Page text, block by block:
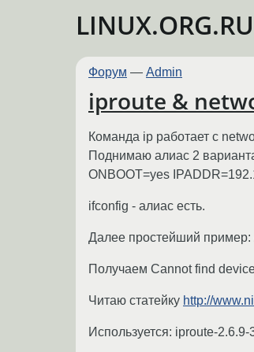
LINUX.ORG.RU
Форум — Admin
iproute &
Команда ip работает с
Поднимаю алиас 2
ONBOOT=yes
ifconfig - алиас есть.
Далее простейший пример:
Получаем Cannot find
Читаю статейку http://
Используется: iproute-